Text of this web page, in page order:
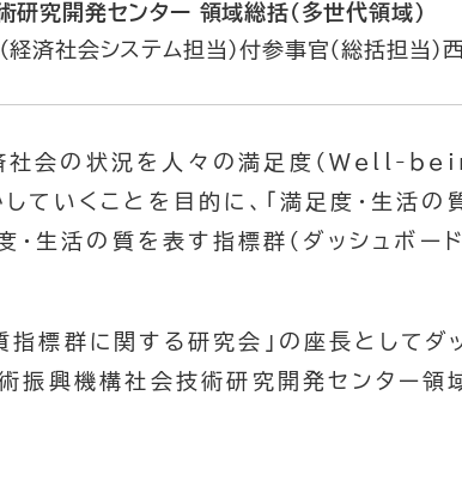
究開発センター 領域総括（多世代領域）
経済社会システム担当）付参事官（総括担当）
社会の状況を人々の満足度（Well-
ていくことを目的に、「満足度・生活の
生活の質を表す指標群（ダッシュボー
指標群に関する研究会」の座長としてダ
振興機構社会技術研究開発センター領